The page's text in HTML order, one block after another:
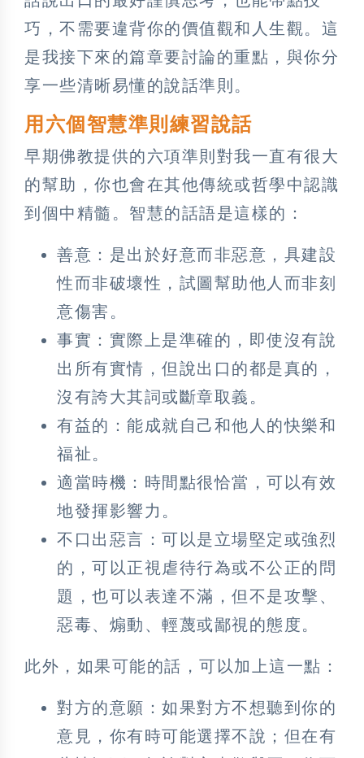
巧，不需要違背你的價值觀和人生觀。這
是我接下來的篇章要討論的重點，與你分
享一些清晰易懂的說話準則。
用六個智慧準則練習說話
早期佛教提供的六項準則對我一直有很大
的幫助，你也會在其他傳統或哲學中認識
到個中精髓。智慧的話語是這樣的：
善意 ：是出於好意而非惡意，具建設
性而非破壞性，試圖幫助他人而非刻
意傷害。
事實 ：實際上是準確的，即使沒有說
出所有實情，但說出口的都是真的，
沒有誇大其詞或斷章取義。
有益的 ：能成就自己和他人的快樂和
福祉。
適當時機 ：時間點很恰當，可以有效
地發揮影響力。
不口出惡言 ：可以是立場堅定或強烈
的，可以正視虐待行為或不公正的問
題，也可以表達不滿，但不是攻擊、
惡毒、煽動、輕蔑或鄙視的態度。
此外，如果可能的話，可以加上這一點：
對方的意願 ：如果對方不想聽到你的
意見，你有時可能選擇不說；但在有